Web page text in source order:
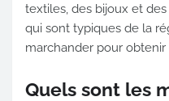
textiles, des bijoux et
qui sont typiques de la
marchander pour obtenir
Quels sont les